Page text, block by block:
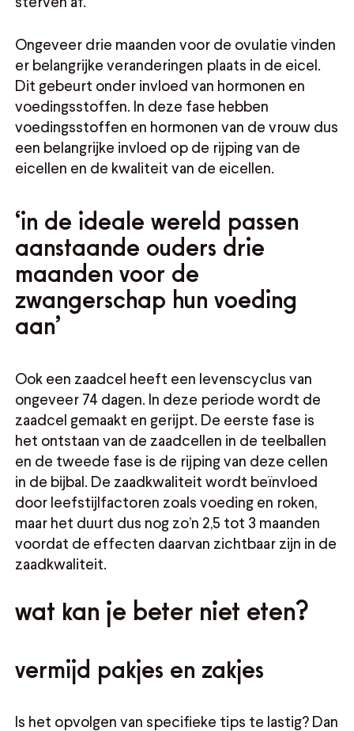
Ongeveer drie maanden voor de ovulatie vinden
er belangrijke veranderingen plaats in de eicel.
Dit gebeurt onder invloed van hormonen en
voedingsstoffen. In deze fase hebben
voedingsstoffen en hormonen van de vrouw dus
een belangrijke invloed op de rijping van de
eicellen en de kwaliteit van de eicellen.
‘in de ideale wereld passen
aanstaande ouders drie
maanden voor de
zwangerschap hun voeding
aan’
Ook een zaadcel heeft een levenscyclus van
ongeveer 74 dagen. In deze periode wordt de
zaadcel gemaakt en gerijpt. De eerste fase is
het ontstaan van de zaadcellen in de teelballen
en de tweede fase is de rijping van deze cellen
in de bijbal. De zaadkwaliteit wordt beïnvloed
door leefstijlfactoren zoals voeding en roken,
maar het duurt dus nog zo’n 2,5 tot 3 maanden
voordat de effecten daarvan zichtbaar zijn in de
zaadkwaliteit.
wat kan je beter niet eten?
vermijd pakjes en zakjes
Is het opvolgen van specifieke tips te lastig? Dan